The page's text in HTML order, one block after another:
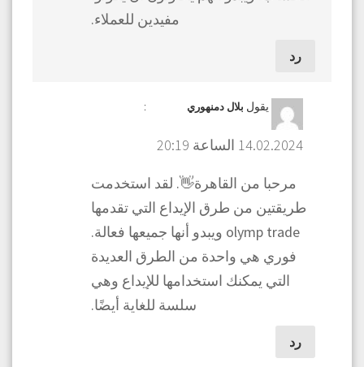
مفيدين للعملاء.
رد
يقول بلال دمنهوري :
14.02.2024 الساعة 20:19
مرحبا من القاهرة👋. لقد استخدمت
طريقتين من طرق الإيداع التي تقدمها
olymp trade ويبدو أنها جميعها فعالة.
فوري هي واحدة من الطرق العديدة
التي يمكنك استخدامها للإيداع وهي
سلسة للغاية أيضًا.
رد